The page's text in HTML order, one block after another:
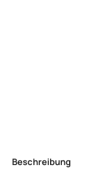
Beschreibung